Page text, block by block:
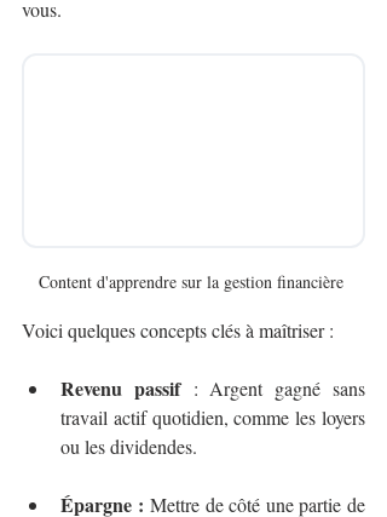
vous.
Content d'apprendre sur la gestion financière
Voici quelques concepts clés à maîtriser :
Revenu passif : Argent gagné sans
travail actif quotidien, comme les loyers
ou les dividendes.
Épargne : Mettre de côté une partie de